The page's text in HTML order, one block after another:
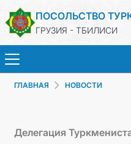
ПОСОЛЬСТВО
ГРУЗИЯ - ТБИЛИСИ
ГЛАВНАЯ НОВОСТИ
Делегация